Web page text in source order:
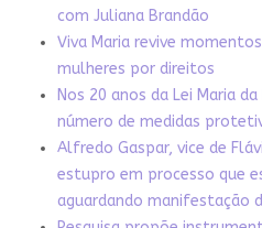
com Juliana Brandão
Viva Maria revive
mulheres por direitos
Nos 20 anos da Lei Maria
número de medidas
Alfredo Gaspar, vice de
estupro em processo que
aguardando manifestação